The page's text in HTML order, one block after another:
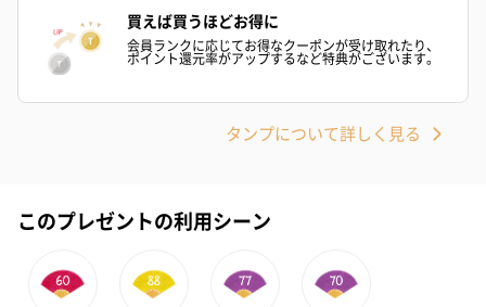
ト【ありがとう】
（1,100円）
ドクリーム（ピンクグ
レープフルーツ）
（2,145円）
ッシュローズ
円）
買えば買うほどお得に
会員ランクに応じてお得なクーポンが受け取れたり、
ポイント還元率がアップするなど特典がございます。
タンプについて詳しく見る
このプレゼントの利用シーン